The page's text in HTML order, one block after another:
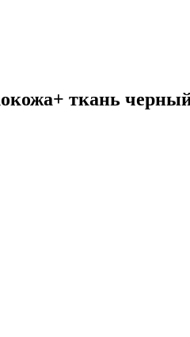
ткань